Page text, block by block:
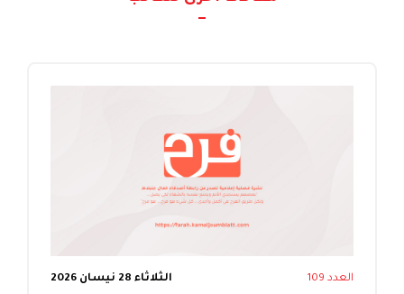
العدد 109 الثلاثاء 28 نيسان 2026